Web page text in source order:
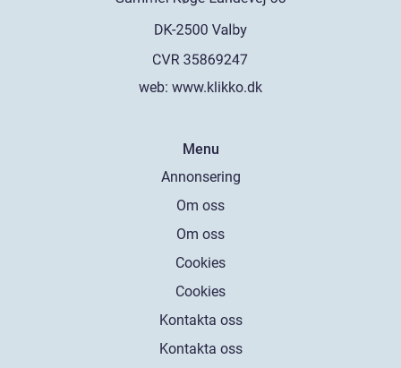
web: www.klikko.dk
Menu
Annonsering
Om oss
Om oss
Cookies
Cookies
Kontakta oss
Kontakta oss